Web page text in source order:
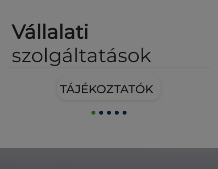
Vállalati
szolgáltatások
TÁJÉKOZTATÓK